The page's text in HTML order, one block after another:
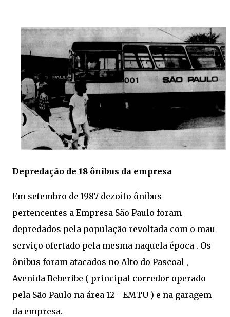
Depredação de 18 ônibus da empresa
Em setembro de 1987 dezoito ônibus
pertencentes a Empresa São Paulo foram
depredados pela população revoltada com o mau
serviço ofertado pela mesma naquela época . Os
ônibus foram atacados no Alto do Pascoal ,
Avenida Beberibe ( principal corredor operado
pela São Paulo na área 12 - EMTU ) e na garagem
da empresa.